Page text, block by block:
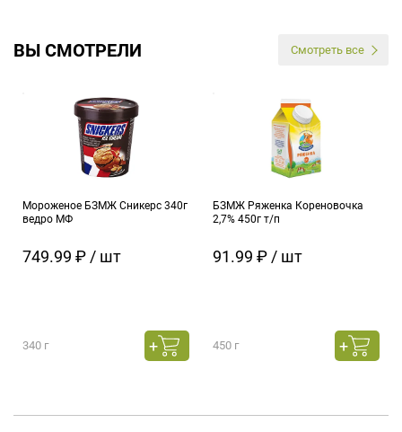
ВЫ СМОТРЕЛИ Смотреть все
Мороженое БЗМЖ Сникерс 340г
ведро МФ
749.99 ₽ / шт
340 г
БЗМЖ Ряженка Кореновочка
2,7% 450г т/п
91.99 ₽ / шт
450 г